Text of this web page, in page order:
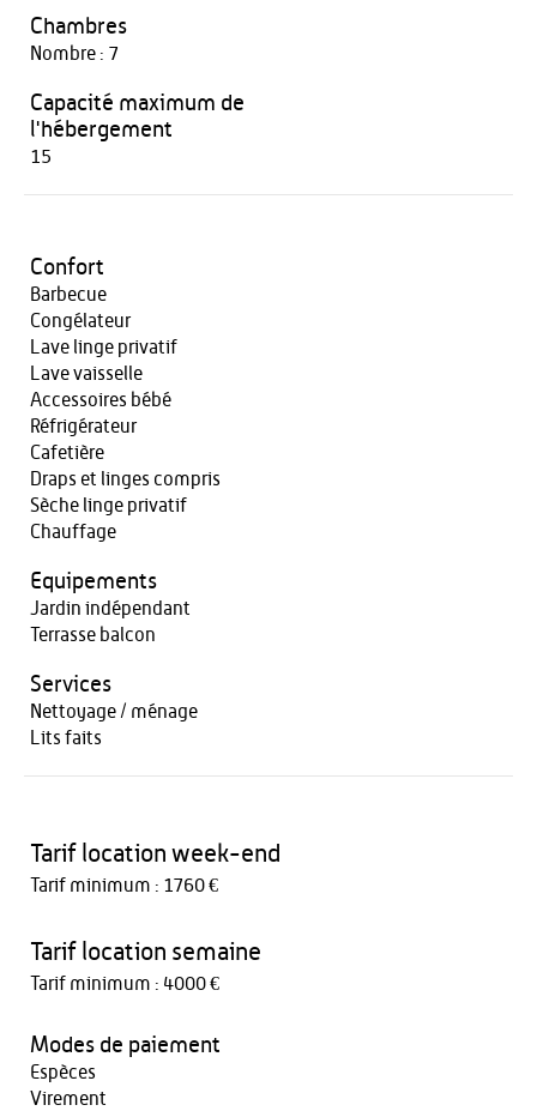
Chambres
Nombre : 7
Capacité maximum de
l'hébergement
15
Confort
Barbecue
Congélateur
Lave linge privatif
Lave vaisselle
Accessoires bébé
Réfrigérateur
Cafetière
Draps et linges compris
Sèche linge privatif
Chauffage
Equipements
Jardin indépendant
Terrasse balcon
Services
Nettoyage / ménage
Lits faits
Tarif location week-end
Tarif minimum : 1760 €
Tarif location semaine
Tarif minimum : 4000 €
Modes de paiement
Espèces
Virement